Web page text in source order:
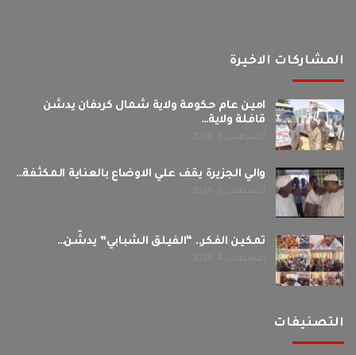
المشاركات الاخيرة
امين عام حكومة ولاية شمال كردفان يدشن
قافلة ولاية…
والي الجزيرة يقف علي الاوضاع بالعناية المكثفة…
تمكين الفكر.. “الفيلق الشبابي” يدشّن…
التصنيفات